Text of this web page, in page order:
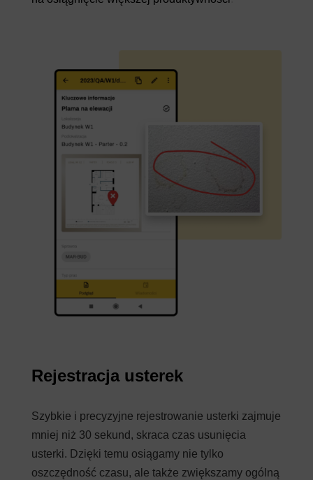
Rejestracja usterek
Szybkie i precyzyjne rejestrowanie usterki zajmuje
mniej niż 30 sekund, skraca czas usunięcia
usterki. Dzięki temu osiągamy nie tylko
oszczędność czasu, ale także zwiększamy ogólną